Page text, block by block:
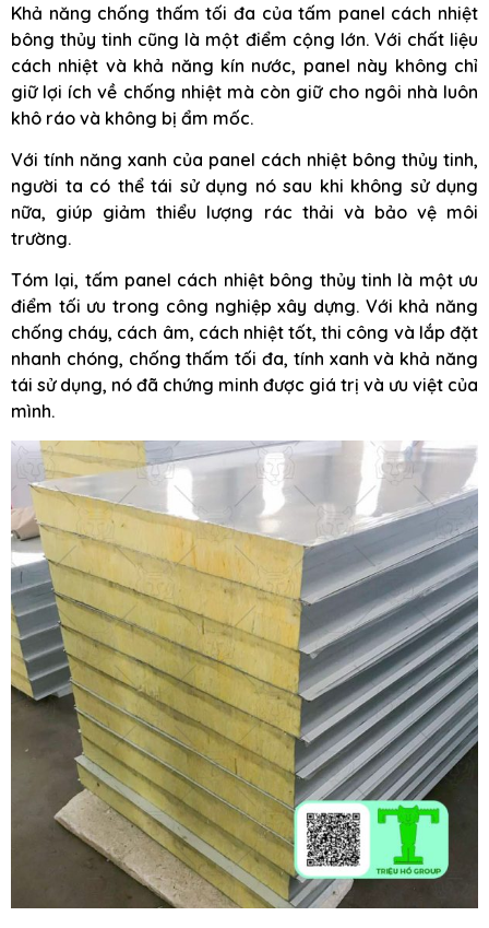
Khả năng chống thấm tối đa của tấm panel cách nhiệt
bông thủy tinh cũng là một điểm cộng lớn. Với chất liệu
cách nhiệt và khả năng kín nước, panel này không chỉ
giữ lợi ích về chống nhiệt mà còn giữ cho ngôi nhà luôn
khô ráo và không bị ẩm mốc.
Với tính năng xanh của panel cách nhiệt bông thủy tinh,
người ta có thể tái sử dụng nó sau khi không sử dụng
nữa, giúp giảm thiểu lượng rác thải và bảo vệ môi
trường.
Tóm lại, tấm panel cách nhiệt bông thủy tinh là một ưu
điểm tối ưu trong công nghiệp xây dựng. Với khả năng
chống cháy, cách âm, cách nhiệt tốt, thi công và lắp đặt
nhanh chóng, chống thấm tối đa, tính xanh và khả năng
tái sử dụng, nó đã chứng minh được giá trị và ưu việt của
mình.